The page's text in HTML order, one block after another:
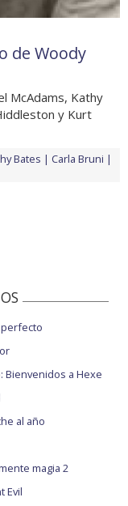
de Woody
McAdams, Kathy
y Kurt
Bates
Carla Bruni
Bienvenidos a Hexe
al año
magia 2
Evil